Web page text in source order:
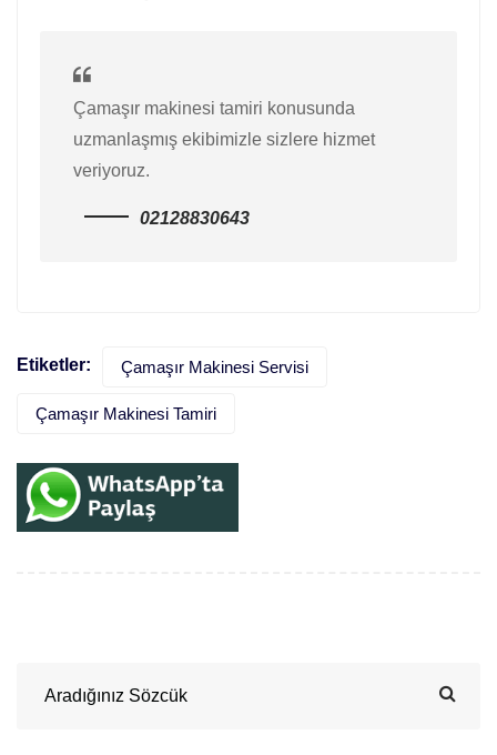
Çamaşır makinesi tamiri konusunda
uzmanlaşmış ekibimizle sizlere hizmet
veriyoruz.
02128830643
Etiketler: Çamaşır Makinesi Servisi
Çamaşır Makinesi Tamiri